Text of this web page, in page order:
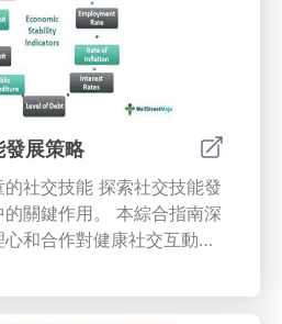
可再生能源領域，準備好今
發展策略
社交技能 探索社交技能發
關鍵作用。 本綜合指南深
和合作對健康社交互動的
極傾聽和角色扮演活動提升
旨在培養同理心。 學習團